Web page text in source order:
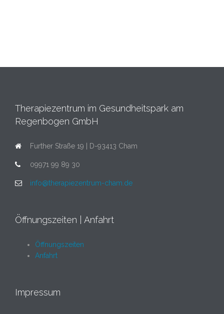
Therapiezentrum im Gesundheitspark am
Regenbogen GmbH
Further Straße 19 | D-93413 Cham
09971 99 89 30
info@therapiezentrum-cham.de
Öffnungszeiten | Anfahrt
Öffnungszeiten
Anfahrt
Impressum